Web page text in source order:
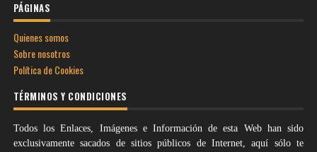
PÁGINAS
Quienes somos
Sobre nosotros
Política de Cookies
TÉRMINOS Y CONDICIONES
Todos los Enlaces, Imágenes e Información de esta Web han sido
exclusivamente sacados de sitios públicos de Internet, aquí sólo te